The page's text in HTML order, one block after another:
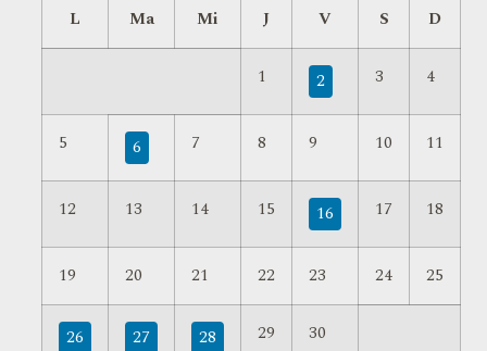
L
Ma Mi J V S D
1 2 3 4
5 6 7 8 9 10 11
12 13 14 15 16 17 18
19 20 21 22 23 24 25
26 27 28 29 30